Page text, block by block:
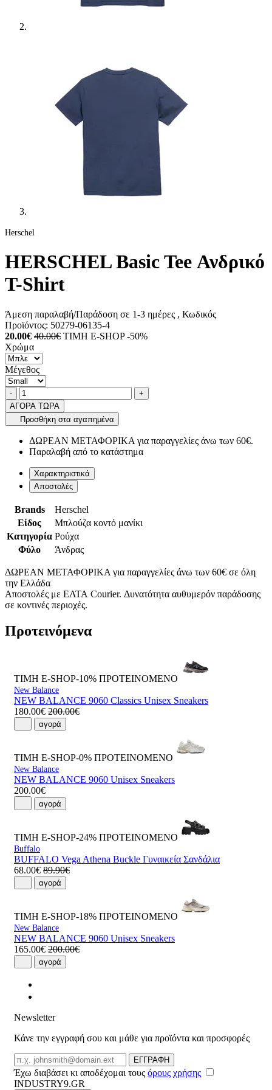
Herschel
HERSCHEL Basic Tee Ανδρικό
T-Shirt
Άμεση παραλαβή/Παράδοση σε 1-3 ημέρες , Κωδικός
Προϊόντος: 50279-06135-4
20.00€ 40.00€ ΤΙΜΗ E-SHOP -50%
Χρώμα
Μέγεθος
Ποσότητα
-product.increase.quantity +
ΑΓΟΡΑ ΤΩΡΑ
Προσθήκη στα αγαπημένα
ΔΩΡΕΑΝ ΜΕΤΑΦΟΡΙΚΑ για παραγγελίες άνω των 60€.
Παραλαβή από το κατάστημα
Χαρακτηριστικά
Αποστολές
Brands
Herschel
Είδος
Μπλούζα κοντό μανίκι
Κατηγορία Ρούχα
Φύλο
Άνδρας
ΔΩΡΕΑΝ ΜΕΤΑΦΟΡΙΚΑ για παραγγελίες άνω των 60€ σε όλη
την Ελλάδα
Αποστολές με ΕΛΤΑ Courier. Δυνατότητα αυθυμερόν παράδοσης
σε κοντινές περιοχές.
Προτεινόμενα
ΤΙΜΗ E-SHOP-10% ΠΡΟΤΕΙΝΟΜΕΝΟ
New Balance
NEW BALANCE 9060 Classics Unisex Sneakers
180.00€ 200.00€
αγορά
ΤΙΜΗ E-SHOP-0% ΠΡΟΤΕΙΝΟΜΕΝΟ
New Balance
NEW BALANCE 9060 Unisex Sneakers
200.00€
αγορά
ΤΙΜΗ E-SHOP-24% ΠΡΟΤΕΙΝΟΜΕΝΟ
Buffalo
BUFFALO Vega Athena Buckle Γυναικεία Σανδάλια
68.00€ 89.90€
αγορά
ΤΙΜΗ E-SHOP-18% ΠΡΟΤΕΙΝΟΜΕΝΟ
New Balance
NEW BALANCE 9060 Unisex Sneakers
165.00€ 200.00€
αγορά
Newsletter
Κάνε την εγγραφή σου και μάθε για προϊόντα και προσφορές
Email
ΕΓΓΡΑΦΗ
Έχω διαβάσει κι αποδέχομαι τους όρους χρήσης
INDUSTRY9.GR